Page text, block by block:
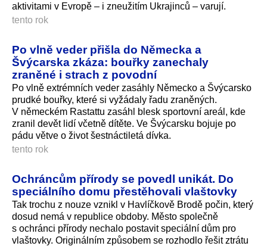
aktivitami v Evropě – i zneužitím Ukrajinců – varují.
tento rok
Po vlně veder přišla do Německa a
Švýcarska zkáza: bouřky zanechaly
zraněné i strach z povodní
Po vlně extrémních veder zasáhly Německo a Švýcarsko
prudké bouřky, které si vyžádaly řadu zraněných.
V německém Rastattu zasáhl blesk sportovní areál, kde
zranil devět lidí včetně dítěte. Ve Švýcarsku bojuje po
pádu větve o život šestnáctiletá dív­ka.
tento rok
Ochráncům přírody se povedl unikát. Do
speciálního domu přestěhovali vlaštovky
Tak trochu z nouze vznikl v Havlíčkově Brodě počin, který
dosud nemá v republice obdoby. Město společně
s ochránci přírody nechalo postavit speciální dům pro
vlaštovky. Originálním způsobem se rozhodlo řešit ztrátu